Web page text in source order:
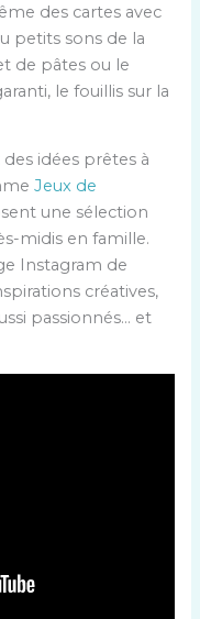
des cartes avec
petits sons de la
de pâtes ou le
le fouillis sur la
idées prêtes à
Jeux de
une sélection
midis en famille.
Instagram de
créatives,
passionnés… et